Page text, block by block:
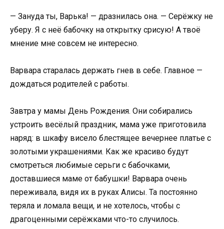
— Зануда ты, Варька! — дразнилась она. — Серёжку не
уберу. Я с неё бабочку на открытку срисую! А твоё
мнение мне совсем не интересно.
Варвара старалась держать гнев в себе. Главное —
дождаться родителей с работы.
Завтра у мамы День Рождения. Они собирались
устроить весёлый праздник, мама уже приготовила
наряд: в шкафу висело блестящее вечернее платье с
золотыми украшениями. Как же красиво будут
смотреться любимые серьги с бабочками,
доставшиеся маме от бабушки! Варвара очень
переживала, видя их в руках Алисы. Та постоянно
теряла и ломала вещи, и не хотелось, чтобы с
драгоценными серёжками что-то случилось.